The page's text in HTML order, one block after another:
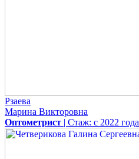
Рзаева
Марина Викторовна
Оптометрист | Стаж: с 2022 года